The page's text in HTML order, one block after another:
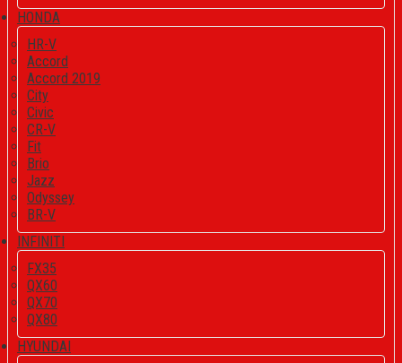
HONDA
HR-V
Accord
Accord 2019
City
Civic
CR-V
Fit
Brio
Jazz
Odyssey
BR-V
INFINITI
FX35
QX60
QX70
QX80
HYUNDAI